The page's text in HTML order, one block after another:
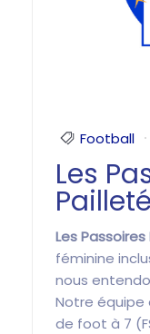
Football
Les
Les
féminine
nous
Notre équipe
de foot à 7